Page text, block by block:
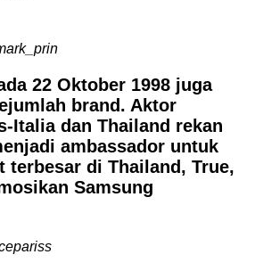
22 Oktober 1998 juga
brand. Aktor
Italia dan Thailand rekan
ambassador untuk
terbesar di Thailand, True,
Samsung